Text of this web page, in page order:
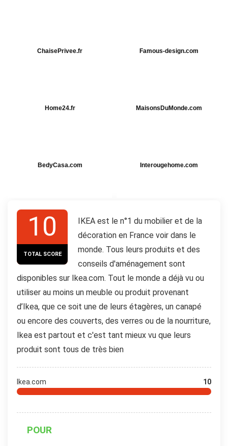
ChaisePrivee.fr Famous-design.com
Home24.fr MaisonsDuMonde.com
BedyCasa.com Interougehome.com
10
TOTAL SCORE
IKEA est le n°1 du mobilier et de la
décoration en France voir dans le
monde. Tous leurs produits et des
conseils d'aménagement sont
disponibles sur Ikea.com. Tout le monde a déjà vu ou
utiliser au moins un meuble ou produit provenant
d’Ikea, que ce soit une de leurs étagères, un canapé
ou encore des couverts, des verres ou de la nourriture,
Ikea est partout et c'est tant mieux vu que leurs
produit sont tous de très bien
Ikea.com 10
POUR